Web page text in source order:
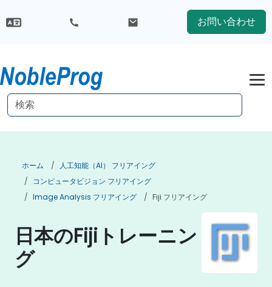
お問い合わせ
ホーム
人工知能（AI） フリアイング
コンピュータビジョン フリアイング
Image Analysis フリアイング
Fiji フリアイング
日本のFijiトレーニン
グ